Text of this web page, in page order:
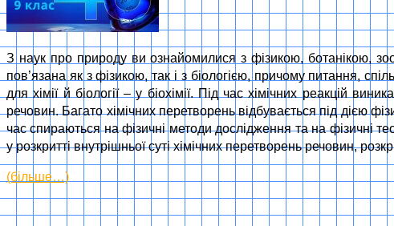
З наук про природу ви ознайомилися з фізикою, ботанікою,
пов’язана як з фізикою, так і з біологією, причому питання,
для хімії й біології – у біохімії. Під час хімічних реакцій
речовин. Багато хімічних перетворень відбувається під дією
час спираються на фізичні методи дослідження та на фізичні
у розкритті внутрішньої суті хімічних перетворень речовин,
(більше…)